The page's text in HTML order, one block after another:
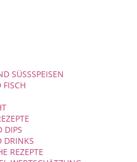
SÜSSSPEISEN
FISCH
DIPS
DRINKS
REZEPTE